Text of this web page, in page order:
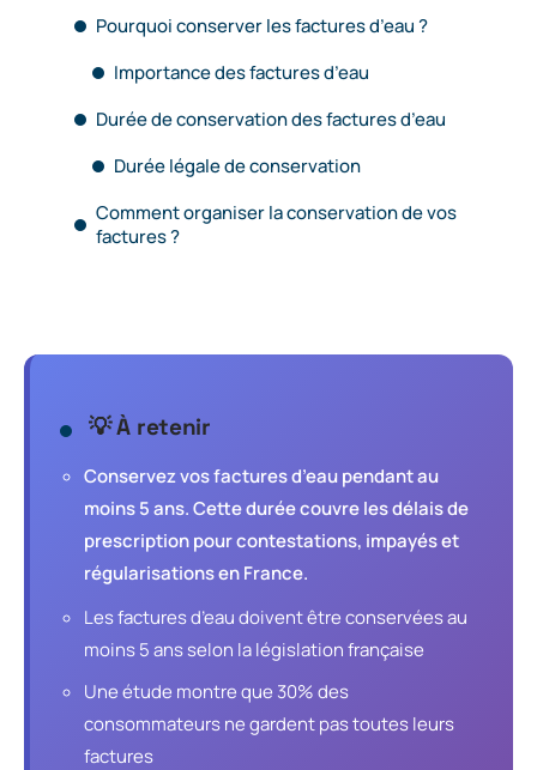
Pourquoi conserver les factures d’eau ?
Importance des factures d’eau
Durée de conservation des factures d’eau
Durée légale de conservation
Comment organiser la conservation de vos
factures ?
💡 À retenir
Conservez vos factures d’eau pendant au
moins 5 ans. Cette durée couvre les délais de
prescription pour contestations, impayés et
régularisations en France.
Les factures d’eau doivent être conservées au
moins 5 ans selon la législation française
Une étude montre que 30% des
consommateurs ne gardent pas toutes leurs
factures